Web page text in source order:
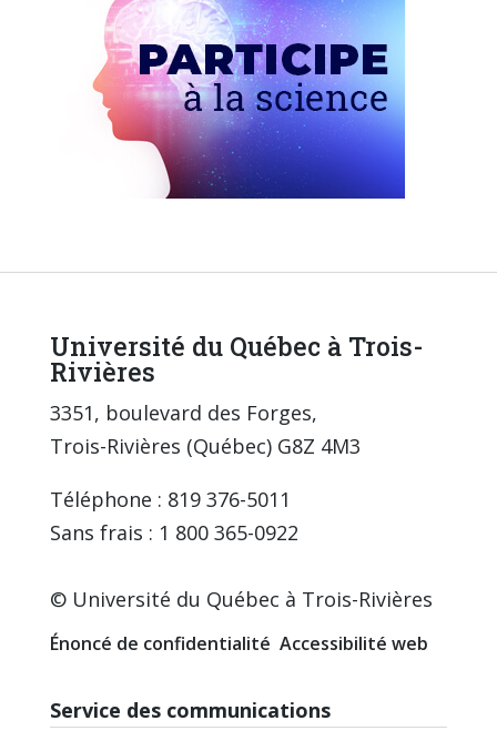
Université du Québec à Trois-
Rivières
3351, boulevard des Forges,
Trois-Rivières (Québec) G8Z 4M3
Téléphone : 819 376-5011
Sans frais : 1 800 365-0922
© Université du Québec à Trois-Rivières
Énoncé de confidentialité Accessibilité web
Service des communications